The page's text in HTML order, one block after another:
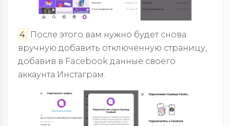
4. После этого вам нужно будет снова
вручную добавить отключенную страницу,
добавив в Facebook данные своего
аккаунта Инстаграм.